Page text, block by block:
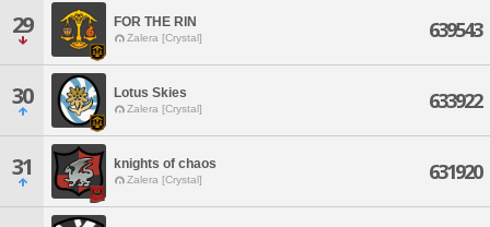
29 FOR THE RIN
Zalera [Crystal] 639543
30 Lotus Skies
Zalera [Crystal] 633922
31 knights of chaos
Zalera [Crystal] 631920